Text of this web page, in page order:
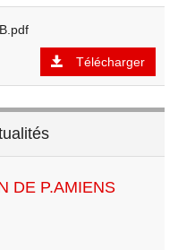
Télécharger
DE P.AMIENS